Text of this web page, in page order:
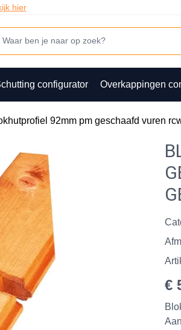
hier
configurator Overkappingen
92mm pm geschaafd vuren
€